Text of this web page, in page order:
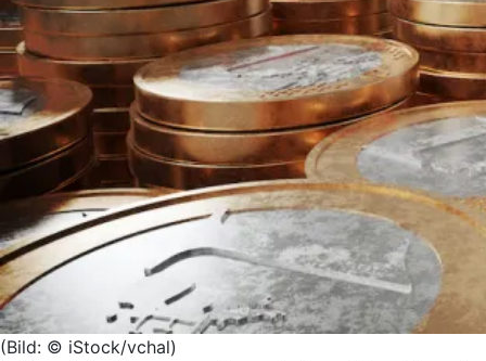
(Bild: © iStock/vchal)